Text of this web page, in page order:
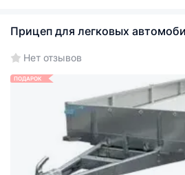
Прицеп для легковых
Нет отзывов
ПОДАРОК